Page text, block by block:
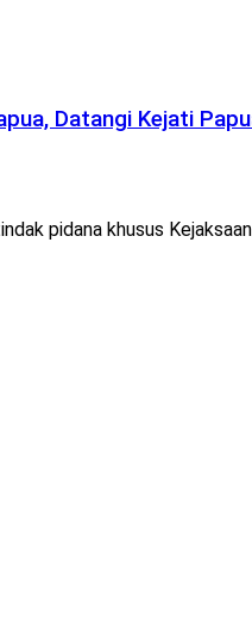
Datangi Kejati
pidana khusus